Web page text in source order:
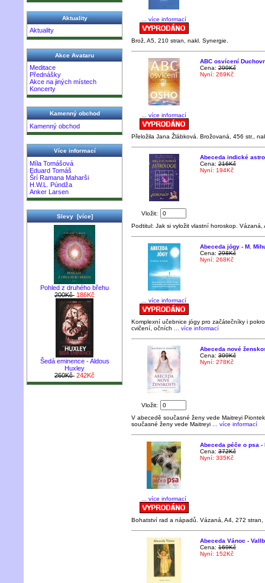
Aktuality
Aktuality
Akce Avataru
Meditace
Přednášky
Akce na jiných místech
Koncerty
Kamenný obchod
Kamenný obchod
Více informací
Míla Tomášová
Eduard Tomáš
Šrí Ramana Maharši
H.W.L. Púndža
Anker Larsen
Slevy [více]
Pohled z druhého břehu
200Kč 186Kč
Šedá eminence - Aldous
Huxley
260Kč 242Kč
... více informací
Brož, A5, 210 stran, nakl. Synergie.
... více informací
ABC osvícení
Cena: 299Kč
Nyní: 269Kč
Přeložila Jana Žlábková. Brožovaná, 456 str.,
Vložit:
Abeceda indické
Cena: 216Kč
Nyní: 194Kč
Podtitul: Jak si vyložit vlastní horoskop.
... více informací
Abeceda jógy - M.
Cena: 298Kč
Nyní: 268Kč
Komplexní učebnice jógy pro začátečníky i
cvičení, očních ... více informací
Vložit:
Abeceda nové
Cena: 309Kč
Nyní: 278Kč
V abecedě současné ženy vede Maitreyi
současné ženy vede Maitreyi ... více informací
... více informací
Abeceda péče o psa -
Cena: 372Kč
Nyní: 335Kč
Bohatství rad a nápadů. Vázaná, A4, 272
Abeceda Vánoc -
Cena: 169Kč
Nyní: 152Kč